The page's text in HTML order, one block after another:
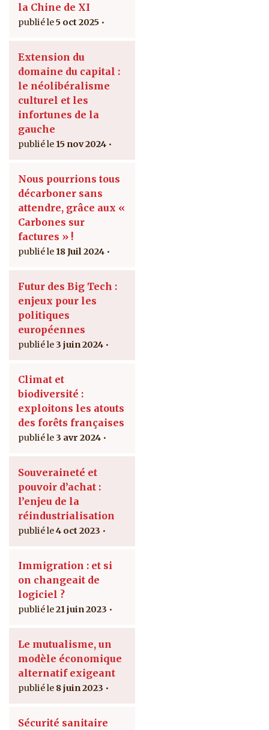
la Chine de XI
5 oct 2025
Extension du
domaine du capital :
le néolibéralisme
culturel et les
infortunes de la
gauche
15 nov 2024
Nous pourrions tous
décarboner sans
attendre, grâce aux «
Carbones sur
factures » !
18 Juil 2024
Futur des Big Tech :
enjeux pour les
politiques
européennes
3 juin 2024
Climat et
biodiversité :
exploitons les atouts
des forêts françaises
3 avr 2024
Souveraineté et
pouvoir d’achat :
l’enjeu de la
réindustrialisation
4 oct 2023
Immigration : et si
on changeait de
logiciel ?
21 juin 2023
Le mutualisme, un
modèle économique
alternatif exigeant
8 juin 2023
Sécurité sanitaire